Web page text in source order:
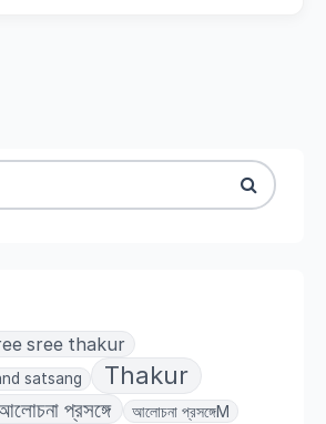
sree thakur
satsang Thakur
প্রসঙ্গে
আলোচনা প্রসঙ্গেM